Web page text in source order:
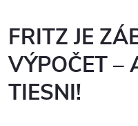
FRITZ JE
VÝPOČET –
TIESNI!